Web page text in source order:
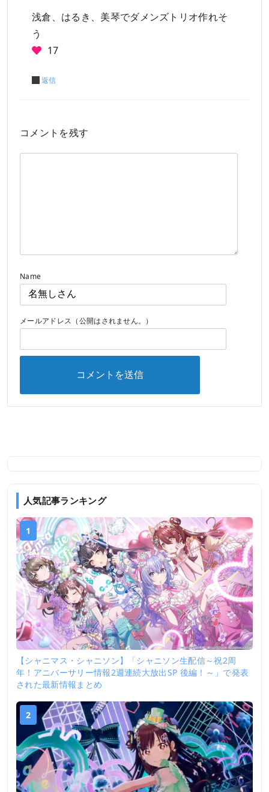
浅倉、はるき、美琴でダメンズトリオ作れそ
う
17
返信
コメントを残す
Name
メールアドレス（公開はされません。）
人気記事ランキング
1
【シャニマス・シャニソン】「シャニソン生配信～祝2周
年！アニバーサリー情報2週連続大放出SP 後編！～」で発表
された最新情報まとめ
2